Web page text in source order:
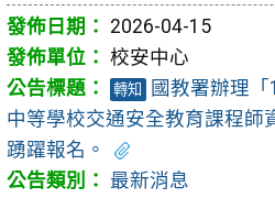
2026-04-15
校安中心
轉知
國教署辦理
中等學校交通安全教育課程師
踴躍報名。
最新消息